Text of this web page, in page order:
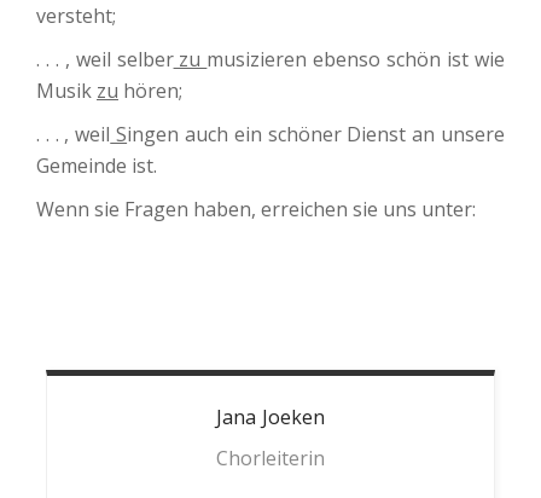
versteht;
. . . , weil selberzu musizieren ebenso schön ist wie
Musik zu hören;
. . . , weil Singen auch ein schöner Dienst an unsere
Gemeinde ist.
Wenn sie Fragen haben, erreichen sie uns unter:
Jana Joeken
Chorleiterin